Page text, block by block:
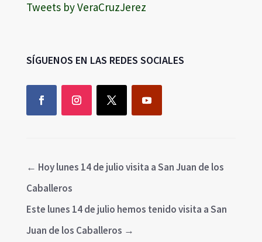
Tweets by VeraCruzJerez
SÍGUENOS EN LAS REDES SOCIALES
← Hoy lunes 14 de julio visita a San Juan de los
Caballeros
Este lunes 14 de julio hemos tenido visita a San
Juan de los Caballeros →